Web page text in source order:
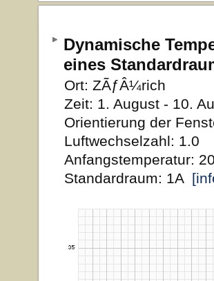
Dynamische
eines
Ort: ZÃƒÂ¼rich
Zeit: 1. August - 10.
Orientierung der
Luftwechselzahl: 1.0
Anfangstemperatur:
Standardraum: 1A